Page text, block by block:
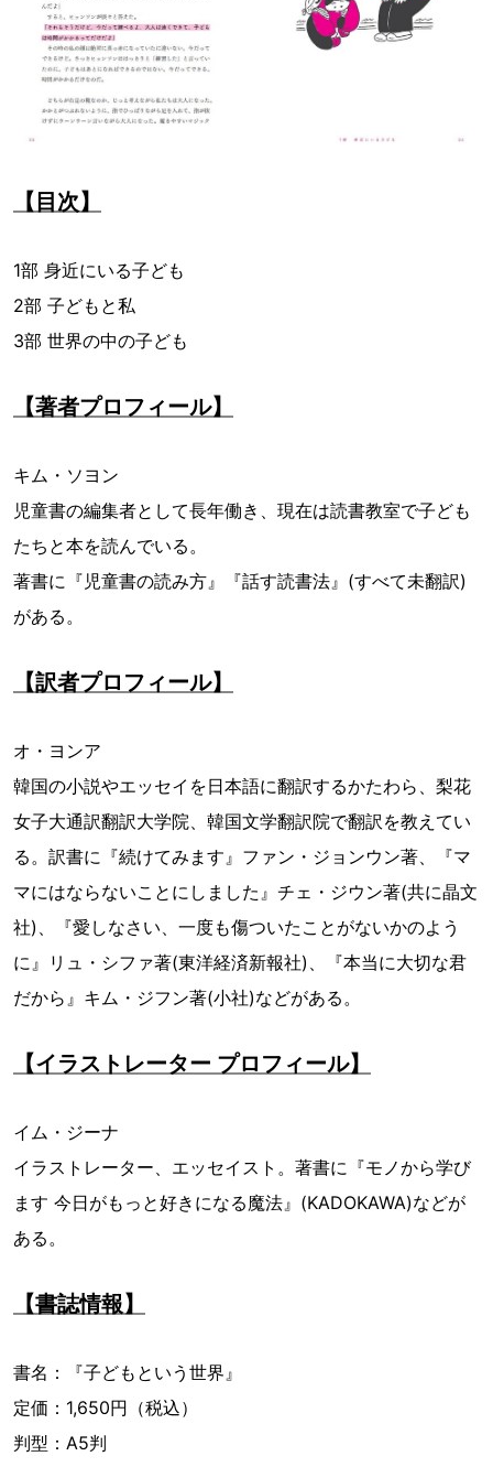
【目次】
1部 身近にいる子ども
2部 子どもと私
3部 世界の中の子ども
【著者プロフィール】
キム・ソヨン
児童書の編集者として長年働き、現在は読書教室で子ども
たちと本を読んでいる。
著書に『児童書の読み方』『話す読書法』(すべて未翻訳)
がある。
【訳者プロフィール】
オ・ヨンア
韓国の小説やエッセイを日本語に翻訳するかたわら、梨花
女子大通訳翻訳大学院、韓国文学翻訳院で翻訳を教えてい
る。訳書に『続けてみます』ファン・ジョンウン著、『マ
マにはならないことにしました』チェ・ジウン著(共に晶文
社)、『愛しなさい、一度も傷ついたことがないかのよう
に』リュ・シファ著(東洋経済新報社)、『本当に大切な君
だから』キム・ジフン著(小社)などがある。
【イラストレーター プロフィール】
イム・ジーナ
イラストレーター、エッセイスト。著書に『モノから学び
ます 今日がもっと好きになる魔法』(KADOKAWA)などが
ある。
【書誌情報】
書名：『子どもという世界』
定価：1,650円（税込）
判型：A5判